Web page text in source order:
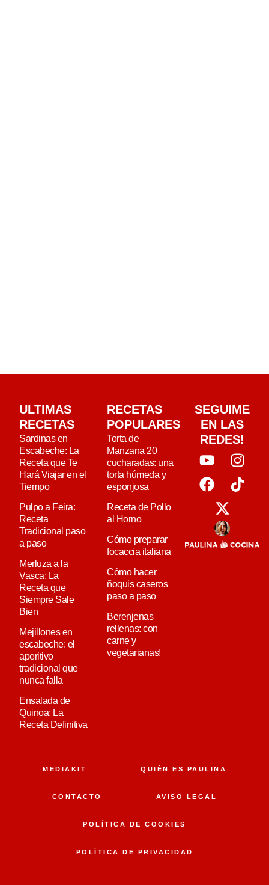
ULTIMAS
RECETAS
Sardinas en
Escabeche: La
Receta que Te
Hará Viajar en el
Tiempo
Pulpo a Feira:
Receta
Tradicional paso
a paso
Merluza a la
Vasca: La
Receta que
Siempre Sale
Bien
Mejillones en
escabeche: el
aperitivo
tradicional que
nunca falla
Ensalada de
Quinoa: La
Receta Definitiva
RECETAS
POPULARES
Torta de
Manzana 20
cucharadas: una
torta húmeda y
esponjosa
Receta de Pollo
al Horno
Cómo preparar
focaccia italiana
Cómo hacer
ñoquis caseros
paso a paso
Berenjenas
rellenas: con
carne y
vegetarianas!
SEGUIME
EN LAS
REDES!
MEDIAKIT QUIÉN ES PAULINA
CONTACTO AVISO LEGAL
POLÍTICA DE COOKIES
POLÍTICA DE PRIVACIDAD